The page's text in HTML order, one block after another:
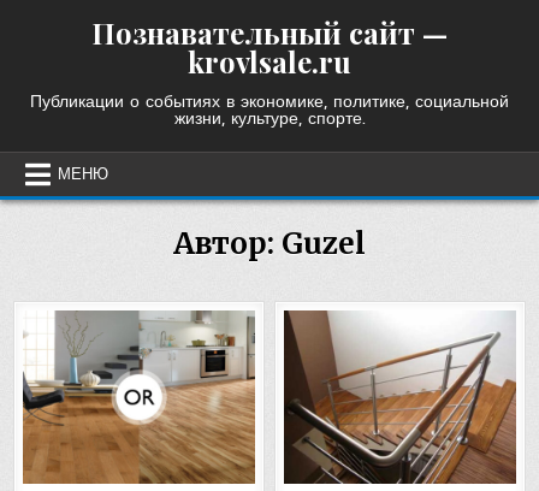
Познавательный сайт —
krovlsale.ru
Публикации о событиях в экономике, политике, социальной
жизни, культуре, спорте.
МЕНЮ
Автор: Guzel